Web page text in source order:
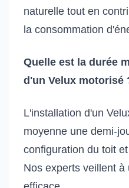
naturelle tout en
la consommation
Quelle est la durée
d'un Velux motorisé
L'installation d'un
moyenne une demi-
configuration du toit
Nos experts veillent